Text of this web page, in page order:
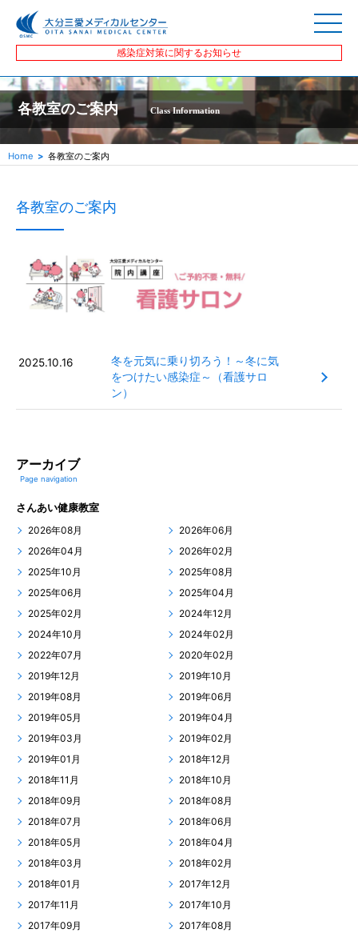
感染症対策に関するお知らせ
各教室のご案内 Class Information
Home 各教室のご案内
各教室のご案内
2025.10.16
冬を元気に乗り切ろう！～冬に気
をつけたい感染症～（看護サロ
ン）
アーカイブ
Page navigation
さんあい健康教室
2026年08月
2026年06月
2026年04月
2026年02月
2025年10月
2025年08月
2025年06月
2025年04月
2025年02月
2024年12月
2024年10月
2024年02月
2022年07月
2020年02月
2019年12月
2019年10月
2019年08月
2019年06月
2019年05月
2019年04月
2019年03月
2019年02月
2019年01月
2018年12月
2018年11月
2018年10月
2018年09月
2018年08月
2018年07月
2018年06月
2018年05月
2018年04月
2018年03月
2018年02月
2018年01月
2017年12月
2017年11月
2017年10月
2017年09月
2017年08月